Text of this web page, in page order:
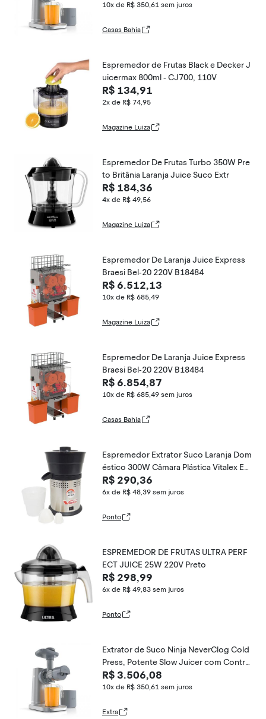
unções de Polpa,
10x de R$ 350,61 sem juros
Casas Bahia
Espremedor de Frutas Black e Decker J
uicermax 800ml - CJ700, 110V
R$ 134,91
2x de R$ 74,95
Magazine Luiza
Espremedor De Frutas Turbo 350W Pre
to Britânia Laranja Juice Suco Extr
R$ 184,36
4x de R$ 49,56
Magazine Luiza
Espremedor De Laranja Juice Express
Braesi Bel-20 220V B18484
R$ 6.512,13
10x de R$ 685,49
Magazine Luiza
Espremedor De Laranja Juice Express
Braesi Bel-20 220V B18484
R$ 6.854,87
10x de R$ 685,49 sem juros
Casas Bahia
Espremedor Extrator Suco Laranja Dom
éstico 300W Câmara Plástica Vitalex ES
VI-P Bivolt
R$ 290,36
6x de R$ 48,39 sem juros
Ponto
ESPREMEDOR DE FRUTAS ULTRA PERF
ECT JUICE 25W 220V Preto
R$ 298,99
6x de R$ 49,83 sem juros
Ponto
Extrator de Suco Ninja NeverClog Cold
Press, Potente Slow Juicer com Contro
le Total de Polpa, Bancada, Elétrico, 2 F
unções de Polpa,
R$ 3.506,08
10x de R$ 350,61 sem juros
Extra